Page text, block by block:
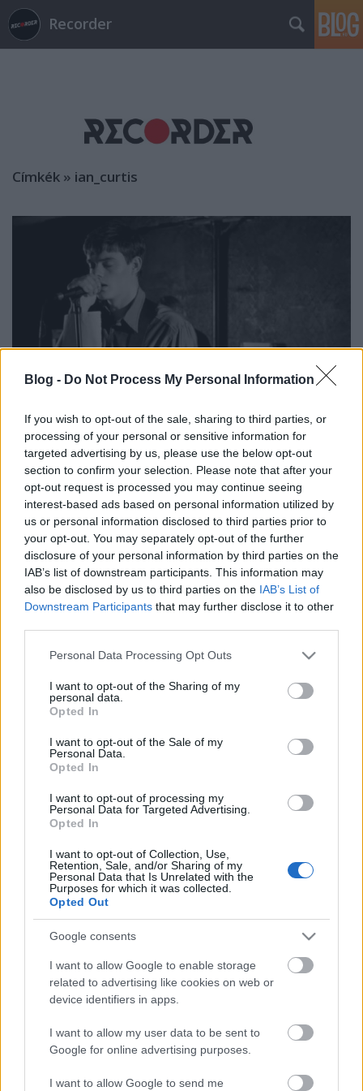
Blog - Do Not Process My Personal Information
If you wish to opt-out of the sale, sharing to third parties, or
processing of your personal or sensitive information for
targeted advertising by us, please use the below opt-out
section to confirm your selection. Please note that after your
opt-out request is processed you may continue seeing
interest-based ads based on personal information utilized by
us or personal information disclosed to third parties prior to
your opt-out. You may separately opt-out of the further
disclosure of your personal information by third parties on the
IAB’s list of downstream participants. This information may
also be disclosed by us to third parties on the IAB’s List of
Downstream Participants that may further disclose it to other
Please note that this website/app uses one or more Google
not limited to your visit or usage behaviour. You may click to
grant or deny consent to Google and its third-party tags to
use your data for below specified purposes in below Google
consent section.
Personal Data Processing Opt Outs
I want to opt-out of the Sharing of my
personal data.
Opted In
I want to opt-out of the Sale of my
Personal Data.
Opted In
I want to opt-out of processing my
Personal Data for Targeted Advertising.
Opted In
I want to opt-out of Collection, Use,
Retention, Sale, and/or Sharing of my
Personal Data that Is Unrelated with the
Purposes for which it was collected.
Opted Out
Google consents
I want to allow Google to enable storage
related to advertising like cookies on web or
device identifiers in apps.
I want to allow my user data to be sent to
Google for online advertising purposes.
I want to allow Google to send me
Recorder
Címkék » ian_curtis
Kontrollon kívül – Anton Corbijn
filmje Ian Curtisről
rerecorder•2016. július 15.
Ma lenne 60 éves Ian Curtis, a Joy Division
frontembere (1956. július 15-én született). Anton
Corbijn, holland fotográfus és rendező karrierjének
kezdete összefonódott a Joy Divisionével, első
játékfilmjét pedig róla, a 23 évesen öngyilkosságot
elkövetett frontemberről készítette. A Control…
Újra kiadják a Joy Division lemezeit
subrecorder•2015. május 18.
A Love Will Tear Us Apart megjelenésének 35.
évfordulójára a Rhino Records a korszakos
posztpunk zenekar volt tagjaival együttműködve
újra piacra dobja vinylen a Joy Division két
stúdióalbumát, illetve egyéb dalaikat tartalmazó